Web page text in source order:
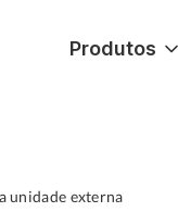
Produtos
unidade externa